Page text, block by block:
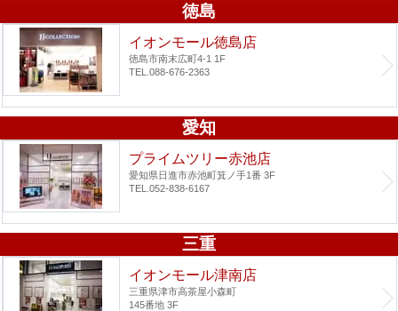
徳島
イオンモール徳島店
徳島市南末広町4-1 1F
TEL.088-676-2363
愛知
プライムツリー赤池店
愛知県日進市赤池町箕ノ手1番 3F
TEL.052-838-6167
三重
イオンモール津南店
三重県津市高茶屋小森町
145番地 3F